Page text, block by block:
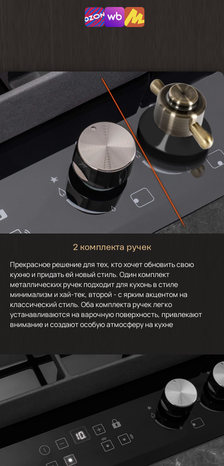
2 комплекта ручек
Прекрасное решение для тех, кто хочет обновить свою
кухню и придать ей новый стиль. Один комплект
металлических ручек подходит для кухонь в стиле
минимализм и хай-тек, второй - с ярким акцентом на
классический стиль. Оба комплекта ручек легко
устанавливаются на варочную поверхность, привлекают
внимание и создают особую атмосферу на кухне